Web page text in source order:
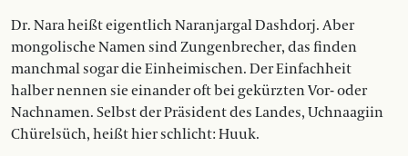
Dr. Nara heißt eigentlich Naranjargal Dashdorj. Aber
mongolische Namen sind Zungenbrecher, das finden
manchmal sogar die Einheimischen. Der Einfachheit
halber nennen sie einander oft bei gekürzten Vor- oder
Nachnamen. Selbst der Präsident des Landes, Uchnaagiin
Chürelsüch, heißt hier schlicht: Huuk.